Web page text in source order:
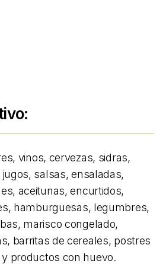
vinos, cervezas, sidras,
salsas, ensaladas,
aceitunas, encurtidos,
hamburguesas, legumbres,
marisco congelado,
barritas de cereales, postres
productos con huevo.